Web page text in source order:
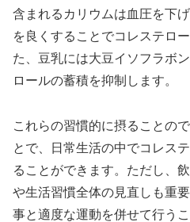
含まれるカリウムは血圧を下
を良くすることでコレステロ
た、豆乳には大豆イソフラボ
ロールの蓄積を抑制します。
これらの習慣的に摂ることの
とで、日常生活の中でコレス
ることができます。ただし、
や生活習慣全体の見直しも重
事と適度な運動を併せて行う